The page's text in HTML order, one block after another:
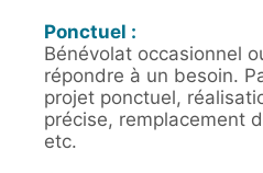
Ponctuel :
Bénévolat occasionnel
répondre à un besoin.
projet ponctuel,
précise, remplacement
etc.